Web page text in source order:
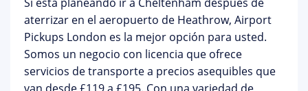
aterrizar en el aeropuerto de Heathrow, Airport
Pickups London es la mejor opción para usted.
Somos un negocio con licencia que ofrece
servicios de transporte a precios asequibles que